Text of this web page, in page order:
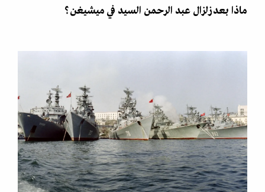
ماذا بعد زلزال عبد الرحمن السيد في ميشيغن؟